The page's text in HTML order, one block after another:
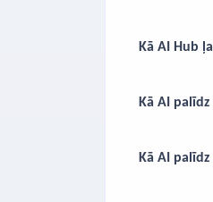
Kā AI Hub
Kā AI
Kā AI